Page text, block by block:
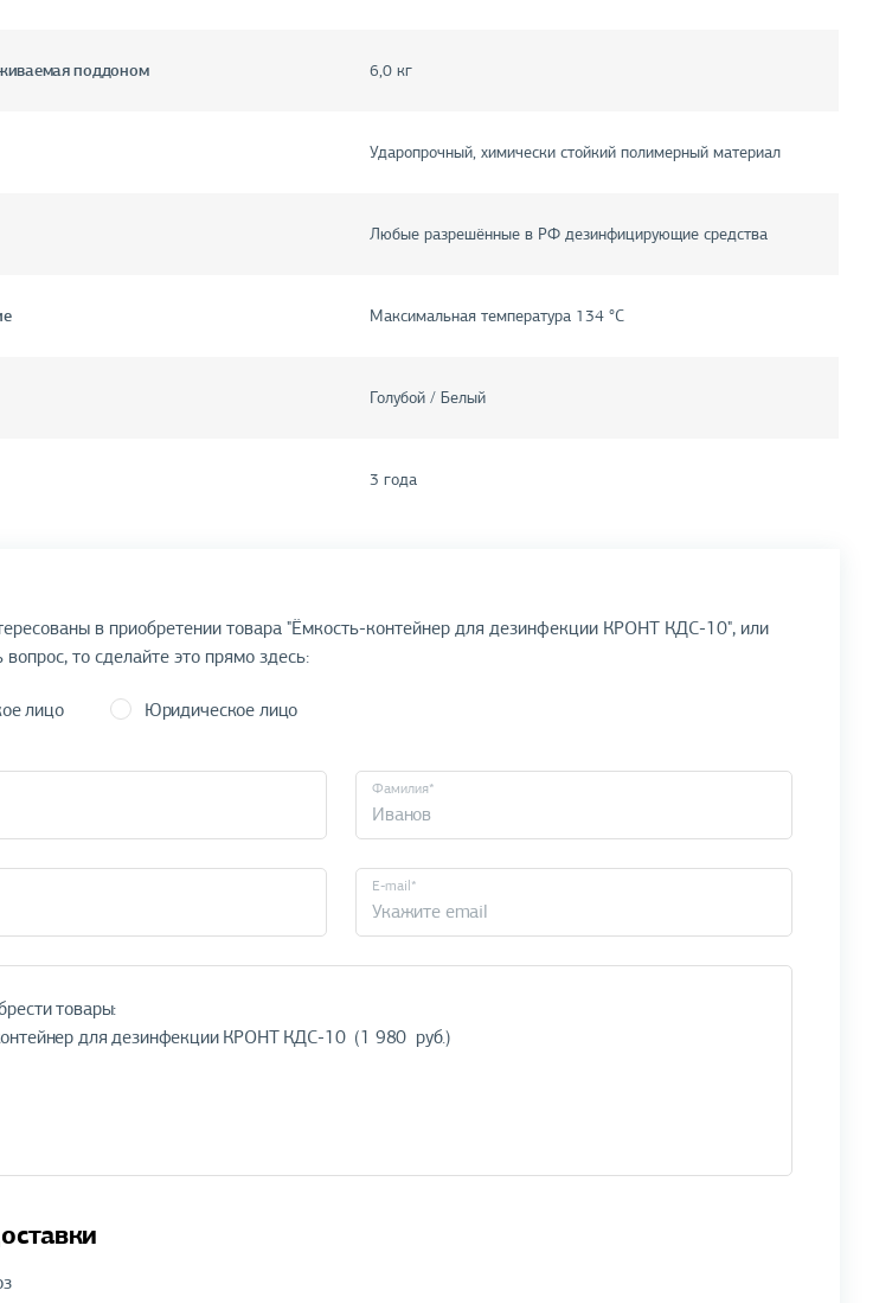
поддоном 6,0 кг
Ударопрочный, химически стойкий полимерный материал
Любые разрешённые в РФ дезинфицирующие средства
Максимальная температура 134 °С
Голубой / Белый
3 года
в приобретении товара "Ёмкость-контейнер для дезинфекции КРОНТ КДС-10", или
вопрос, то сделайте это прямо здесь:
лицо Юридическое лицо
Фамилия*
E-mail*